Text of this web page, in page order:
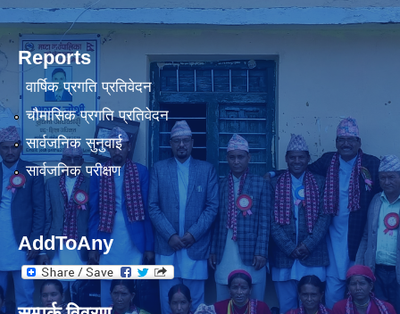
Reports
वार्षिक प्रगति प्रतिवेदन
चौमासिक प्रगति प्रतिवेदन
सार्वजनिक सुनुवाई
सार्वजनिक परीक्षण
AddToAny